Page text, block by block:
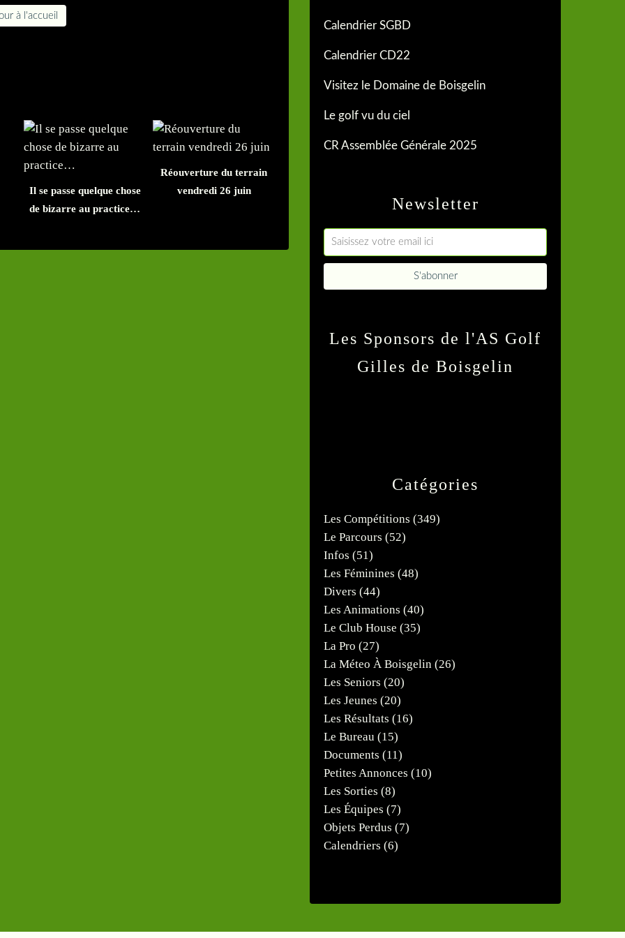
à l'accueil
Il se passe quelque chose
de bizarre au practice…
Réouverture du terrain
vendredi 26 juin
Newsletter
Catégories
Les Compétitions (349)
Le Parcours (52)
Infos (51)
Les Féminines (48)
Divers (44)
Les Animations (40)
Le Club House (35)
La Pro (27)
La Méteo À Boisgelin (26)
Les Seniors (20)
Les Jeunes (20)
Les Résultats (16)
Le Bureau (15)
Documents (11)
Petites Annonces (10)
Les Sorties (8)
Les Équipes (7)
Objets Perdus (7)
Calendriers (6)
Calendrier SGBD
Calendrier CD22
Visitez le Domaine de Boisgelin
Le golf vu du ciel
CR Assemblée Générale 2025
Les Sponsors de l'AS Golf
Gilles de Boisgelin